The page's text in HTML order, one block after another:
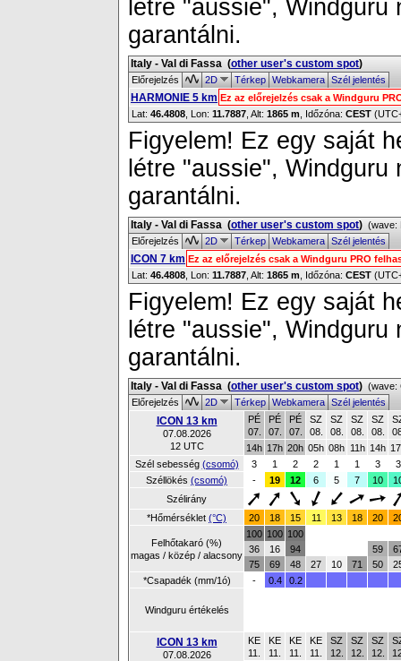
létre "aussie",
garantálni.
Italy - Val di Fassa (other user's custom spot)
Előrejelzés 2D TérkepWebkameraSzél jelentés
HARMONIE 5 km Ez az előrejelzés csak a Windguru
Lat: 46.4808 , Lon: 11.7887 Alt: 1865 m , Időzóna: CEST
Figyelem! Ez egy saját
létre "aussie",
garantálni.
Italy - Val di Fassa (other user's custom spot) (wave:
Előrejelzés
2D TérkepWebkameraSzél jelentés
ICON 7 km Ez az előrejelzés csak a Windguru PRO
Lat: 46.4808 , Lon: 11.7887 Alt: 1865 m , Időzóna: CEST
Figyelem! Ez egy saját
létre "aussie",
garantálni.
Italy - Val di Fassa (other user's custom spot) (wave:
Előrejelzés
2D TérkepWebkameraSzél jelentés
ICON 13 km
07.08.2026
12 UTC
PÉ
07.
PÉ
07.
PÉ
07.
SZ
08.
SZ
08.
SZ
08.
SZ
08.
14h 17h 20h 05h 08h 11h 14h
Szél sebesség (csomó) 3 1 2 2 1 1 3
3
Széllökés (csomó) - 19 12 6 5 7 10
Szélirány
*Hőmérséklet (°C) 20 18 15 11 13 18 20
Felhőtakaró (%)
magas / közép / alacsony
100
36
75
100
16
69
100
94
48
27 10 71
59
50
*Csapadék (mm/1ó)
- 0.4 0.2
Windguru értékelés
ICON 13 km
07.08.2026
KE
11.
KE
11.
KE
11.
KE
11.
SZ
12.
SZ
12.
SZ
12.